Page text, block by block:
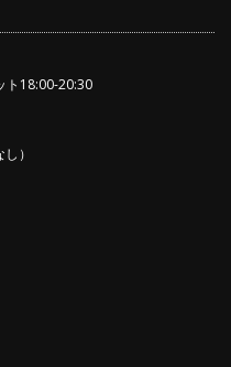
ト18:00-20:30
）